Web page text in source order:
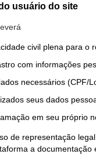
usuário do site
civil plena para o
com informações
necessários (CPF/
seus dados
em seu próprio
de representação
a